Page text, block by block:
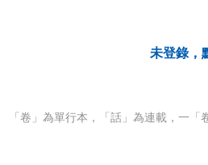
未登錄，
「卷」為單行本，「話」為連載，一「